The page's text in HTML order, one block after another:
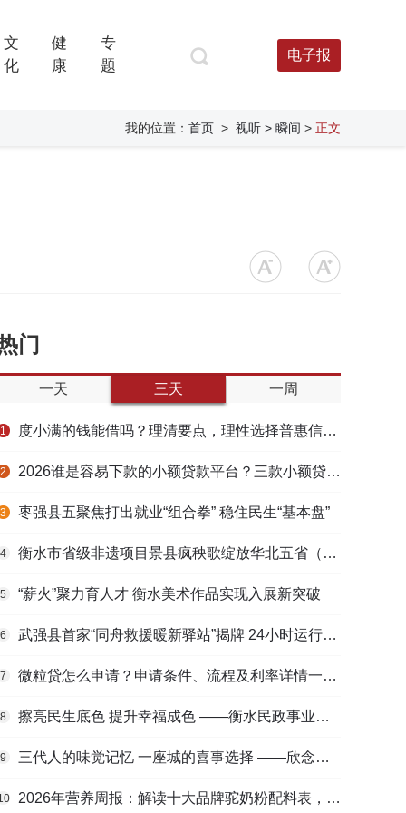
文
化
健
康
专
题
电子报
我的位置： 首页 > 视听 > 瞬间 > 正文
门
一天 三天 一周
1 度小满的钱能借吗？理清要点，理性选择普惠信贷服务
2 2026谁是容易下款的小额贷款平台？三款小额贷款产品全面对比
3 枣强县五聚焦打出就业“组合拳” 稳住民生“基本盘”
4 衡水市省级非遗项目景县疯秧歌绽放华北五省（区）市舞蹈大赛舞台
5 “薪火”聚力育人才 衡水美术作品实现入展新突破
6 武强县首家“同舟救援暖新驿站”揭牌 24小时运行守护户外劳动者
7 微粒贷怎么申请？申请条件、流程及利率详情一文看懂
8 擦亮民生底色 提升幸福成色 ——衡水民政事业高质量发展综述
9 三代人的味觉记忆 一座城的喜事选择 ——欣念饺子二十九载匠心传承路
2026年营养周报：解读十大品牌驼奶粉配料表，识别纯驼乳与益生元